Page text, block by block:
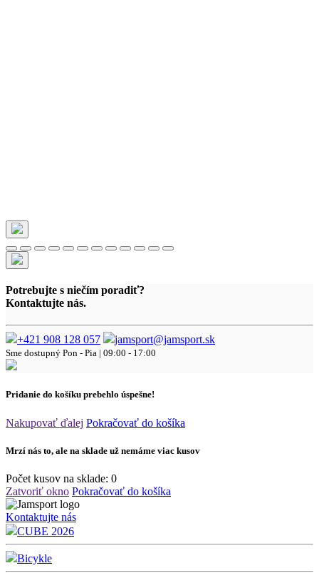
Potrebujte s niečím poradiť?
Kontaktujte nás.
+421 908 128 057 jamsport@jamsport.sk
Sme dostupný Pon - Pia | 09:00 - 17:00
Pridanie do košíku prebehlo úspešne!
Nakupovať ďalej Pokračovať do košíka
Mrzí nás to, ale na sklade už nemáme viac kusov
Počet kusov na sklade: 0
Zatvoriť okno Pokračovať do košíka
Kontaktujte nás
CUBE 2026
Bicykle